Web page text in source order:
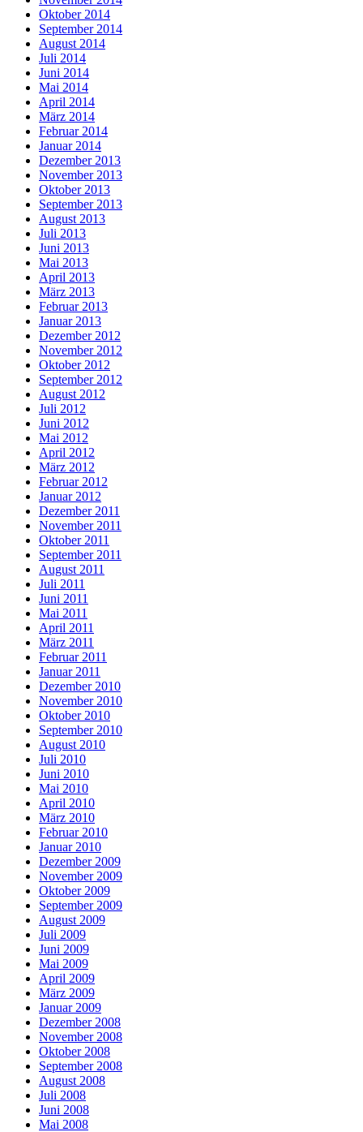
Oktober 2014
September 2014
August 2014
Juli 2014
Juni 2014
Mai 2014
April 2014
März 2014
Februar 2014
Januar 2014
Dezember 2013
November 2013
Oktober 2013
September 2013
August 2013
Juli 2013
Juni 2013
Mai 2013
April 2013
März 2013
Februar 2013
Januar 2013
Dezember 2012
November 2012
Oktober 2012
September 2012
August 2012
Juli 2012
Juni 2012
Mai 2012
April 2012
März 2012
Februar 2012
Januar 2012
Dezember 2011
November 2011
Oktober 2011
September 2011
August 2011
Juli 2011
Juni 2011
Mai 2011
April 2011
März 2011
Februar 2011
Januar 2011
Dezember 2010
November 2010
Oktober 2010
September 2010
August 2010
Juli 2010
Juni 2010
Mai 2010
April 2010
März 2010
Februar 2010
Januar 2010
Dezember 2009
November 2009
Oktober 2009
September 2009
August 2009
Juli 2009
Juni 2009
Mai 2009
April 2009
März 2009
Januar 2009
Dezember 2008
November 2008
Oktober 2008
September 2008
August 2008
Juli 2008
Juni 2008
Mai 2008